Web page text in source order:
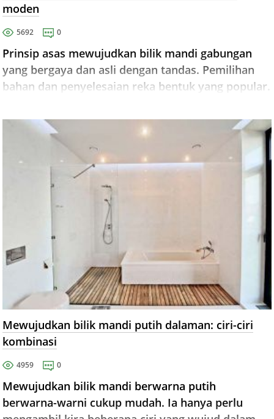
moden
5692 0
Prinsip asas mewujudkan bilik mandi gabungan
yang bergaya dan asli dengan tandas. Pemilihan
bahan dan penyelesaian reka bentuk yang popular.
Mewujudkan bilik mandi putih dalaman: ciri-ciri
kombinasi
4959 0
Mewujudkan bilik mandi berwarna putih
berwarna-warni cukup mudah. Ia hanya perlu